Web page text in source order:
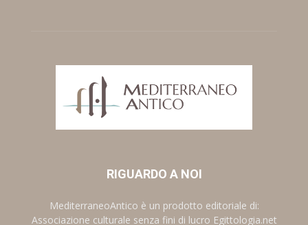
RIGUARDO A NOI
MediterraneoAntico è un prodotto editoriale di:
Associazione culturale senza fini di lucro Egittologia.net